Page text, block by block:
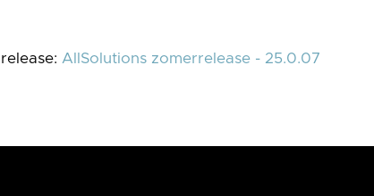
AllSolutions zomerrelease - 25.0.07